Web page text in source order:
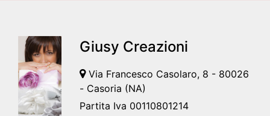
Giusy Creazioni
Via Francesco Casolaro, 8 - 80026
- Casoria (NA)
Partita Iva 00110801214